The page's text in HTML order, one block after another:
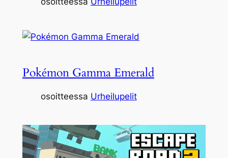
Pokémon Gamma Emerald
osoitteessa Urheilupelit